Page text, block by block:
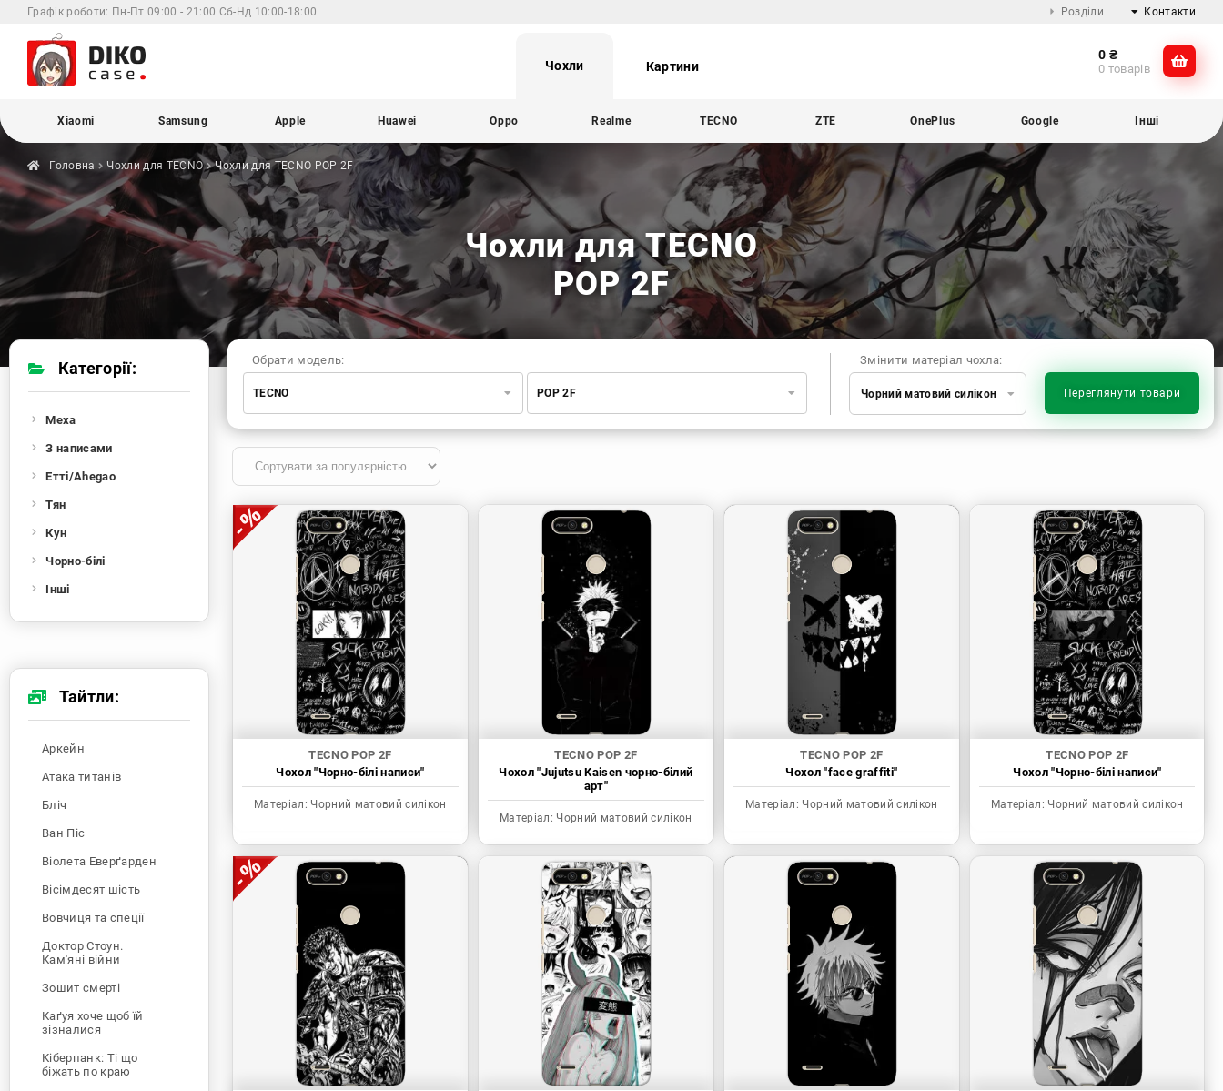
Графік роботи: Пн-Пт 09:00 - 21:00 Сб-Нд 10:00-18:00 Розділи Контакти
@dikocase
Чохли Картини
0 ₴
0 товарів
Xiaomi Samsung Apple Huawei Oppo Realme TECNO ZTE OnePlus Google Інші
Головна Чохли для TECNO Чохли для TECNO POP 2F
Чохли для TECNO
POP 2F
Змінити матеріал чохла:
Чорний матовий силікон Переглянути товари
Обрати модель:
TECNO
Samsung
Huawei
Realme
TECNO
OnePlus
Google
Infinix
Sony
Motorola
POP 2F
TECNO POP 2F
Чохол "Чорно-білі написи"
Матеріал: Чорний матовий силікон
TECNO POP 2F
Чохол "Jujutsu Kaisen чорно-білий
арт"
Матеріал: Чорний матовий силікон
TECNO POP 2F
Чохол "face graffiti"
Матеріал: Чорний матовий силікон
TECNO POP 2F
Чохол "Чорно-білі написи"
Матеріал: Чорний матовий силікон
Категорії:
Меха
З написами
Етті/Ahegao
Тян
Кун
Чорно-білі
Інші
Тайтли:
Аркейн
Атака титанів
Бліч
Ван Піс
Віолета Еверґарден
Вісімдесят шість
Вовчиця та спеції
Доктор Стоун.
Кам'яні війни
Зошит смерті
Каґуя хоче щоб їй
зізналися
Кіберпанк: Ті що
біжать по краю